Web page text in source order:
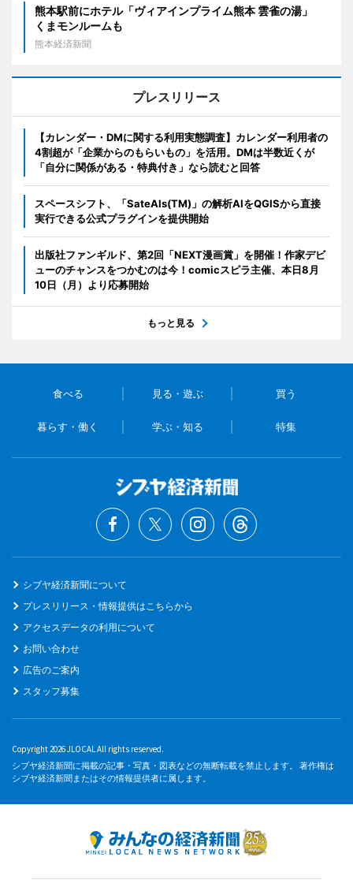
熊本駅前にホテル「ヴィアインプライム熊本 雲雀の湯」
くまモンルームも
熊本経済新聞
プレスリリース
【カレンダー・DMに関する利用実態調査】カレンダー利用者の
4割超が「企業からのもらいもの」を活用。DMは半数近くが
「自分に関係がある・特典付き」なら読むと回答
スペースシフト、「SateAIs(TM)」の解析AIをQGISから直接
実行できる公式プラグインを提供開始
出版社ファンギルド、第2回「NEXT漫画賞」を開催！作家デビ
ューのチャンスをつかむのは今！comicスピラ主催、本日8月
10日（月）より応募開始
もっと見る
食べる 見る・遊ぶ 買う
暮らす・働く 学ぶ・知る 特集
シブヤ経済新聞について
プレスリリース・情報提供はこちらから
アクセスデータの利用について
お問い合わせ
広告のご案内
スタッフ募集
Copyright 2026 JLOCAL All rights reserved.
シブヤ経済新聞に掲載の記事・写真・図表などの無断転載を禁止します。 著作権は
シブヤ経済新聞またはその情報提供者に属します。